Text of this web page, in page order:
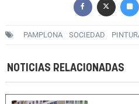
PAMPLONA SOCIEDAD
NOTICIAS RELACIONADAS